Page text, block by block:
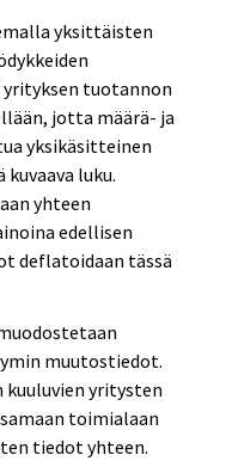
yksittäisten
tuotannon
jotta määrä- ja
yksikäsitteinen
luku.
yhteen
edellisen
deflatoidaan tässä
muutostiedot.
yritysten
toimialaan
tiedot yhteen.